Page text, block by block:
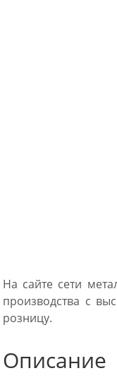
На сайте сети
производства с
розницу.
Описание